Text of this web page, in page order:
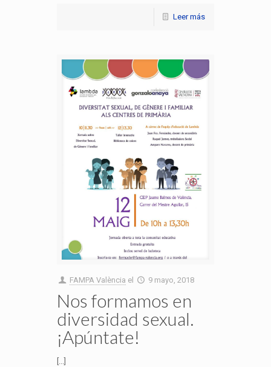
Leer más
FAMPA València el 9 mayo, 2018
Nos formamos en
diversidad sexual.
¡Apúntate!
[...]